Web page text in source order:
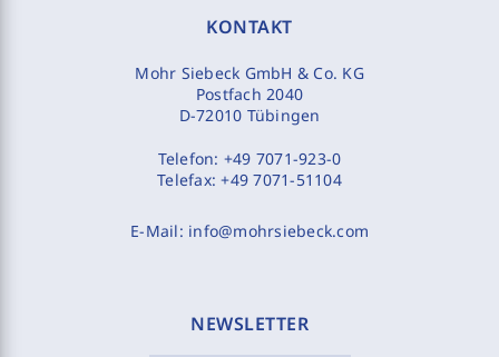
KONTAKT
Mohr Siebeck GmbH & Co. KG
Postfach 2040
D-72010 Tübingen
Telefon: +49 7071-923-0
Telefax:+49 7071-51104
E-Mail: info@mohrsiebeck.com
NEWSLETTER